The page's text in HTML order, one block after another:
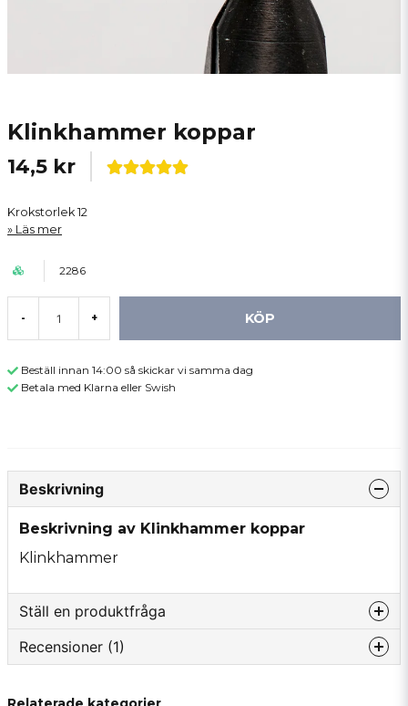
Klinkhammer koppar
14,5 kr
Krokstorlek 12
Läs mer
2286
- + KÖP
Beställ innan 14:00 så skickar vi samma dag
Betala med Klarna eller Swish
Beskrivning
Beskrivning av Klinkhammer koppar
Klinkhammer
Ställ en produktfråga
question
Fråga oss något om denna produkten...
Recensioner (1)
Fame-Tango